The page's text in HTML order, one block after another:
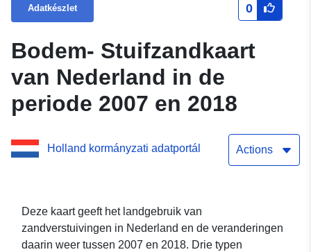
Adatkészlet 0
Bodem- Stuifzandkaart
van Nederland in de
periode 2007 en 2018
Holland kormányzati adatportál Actions
Deze kaart geeft het landgebruik van
zandverstuivingen in Nederland en de veranderingen
daarin weer tussen 2007 en 2018. Drie typen